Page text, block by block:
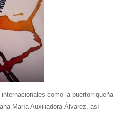
como la puertorriqueña
María Auxiliadora Álvarez, así